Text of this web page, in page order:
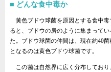
どんな食中毒か
黄色ブドウ球菌を原因とする食中
ると、ブドウの房のように集まって
た。ブドウ球菌の仲間は、現在約40
となるのは黄色ブドウ球菌です。
この菌は自然界に広く分布してお